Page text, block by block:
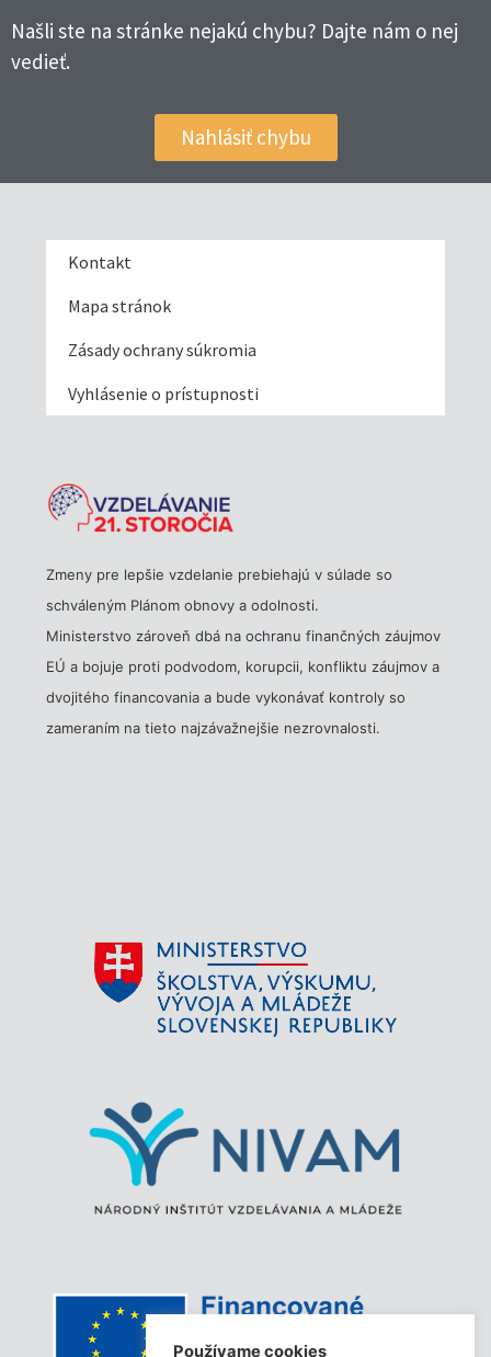
Našli ste na stránke nejakú chybu? Dajte nám o nej
vedieť.
Nahlásiť chybu
Kontakt
Mapa stránok
Zásady ochrany súkromia
Vyhlásenie o prístupnosti
Zmeny pre lepšie vzdelanie prebiehajú v súlade so
schváleným Plánom obnovy a odolnosti.
Ministerstvo zároveň dbá na ochranu finančných záujmov
EÚ a bojuje proti podvodom, korupcii, konfliktu záujmov a
dvojitého financovania a bude vykonávať kontroly so
zameraním na tieto najzávažnejšie nezrovnalosti.
Používame cookies